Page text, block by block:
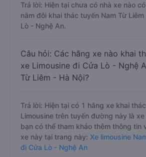
Trả lời: Hiện tại chưa có nhà xe nào
nằm đôi khai thác tuyến Nam Từ
Lò - Nghệ An.
Câu hỏi: Các hãng xe nào khai
xe Limousine đi Cửa Lò - Nghệ
Từ Liêm - Hà Nội?
Trả lời: Hiện tại có 1 hãng xe khai
Limousine trên tuyến đường này là xe
bạn có thể tham khảo thêm thông tin
xe này tại trang này: Xe limousine
đi Cửa Lò - Nghệ An